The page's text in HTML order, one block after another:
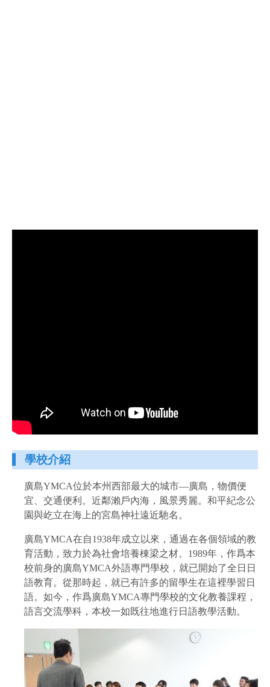
學校介紹
廣島YMCA位於本州西部最大的城市—廣島，物價便
宜、交通便利。近鄰瀨戶內海，風景秀麗。和平紀念公
園與屹立在海上的宮島神社遠近馳名。
廣島YMCA在自1938年成立以來，通過在各個領域的教
育活動，致力於為社會培養棟梁之材。1989年，作爲本
校前身的廣島YMCA外語專門學校，就已開始了全日日
語教育。從那時起，就已有許多的留學生在這裡學習日
語。如今，作爲廣島YMCA專門學校的文化教養課程，
語言交流學科，本校一如既往地進行日語教學活動。